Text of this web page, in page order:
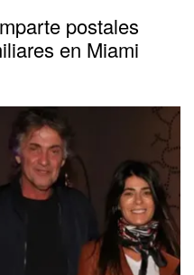
postales
en Miami